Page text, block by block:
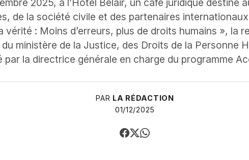
de la société civile et des partenaires
vérité : Moins d’erreurs, plus de droits humains », la
ministère de la Justice, des Droits de la Personne
par la directrice générale en charge du programme
PAR LA RÉDACTION
01/12/2025